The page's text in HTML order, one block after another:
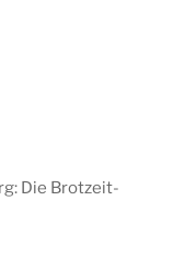
Die Brotzeit-